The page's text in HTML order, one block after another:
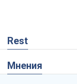
Rest
Мнения